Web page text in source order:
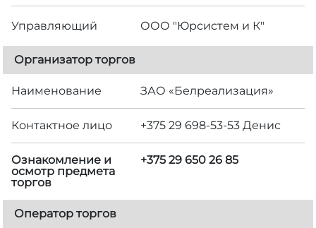
Управляющий ООО "Юрсистем и К"
Организатор торгов
Наименование ЗАО «Белреализация»
Контактное лицо +375 29 698-53-53 Денис
Ознакомление и
осмотр предмета
торгов
+375 29 650 26 85
Оператор торгов